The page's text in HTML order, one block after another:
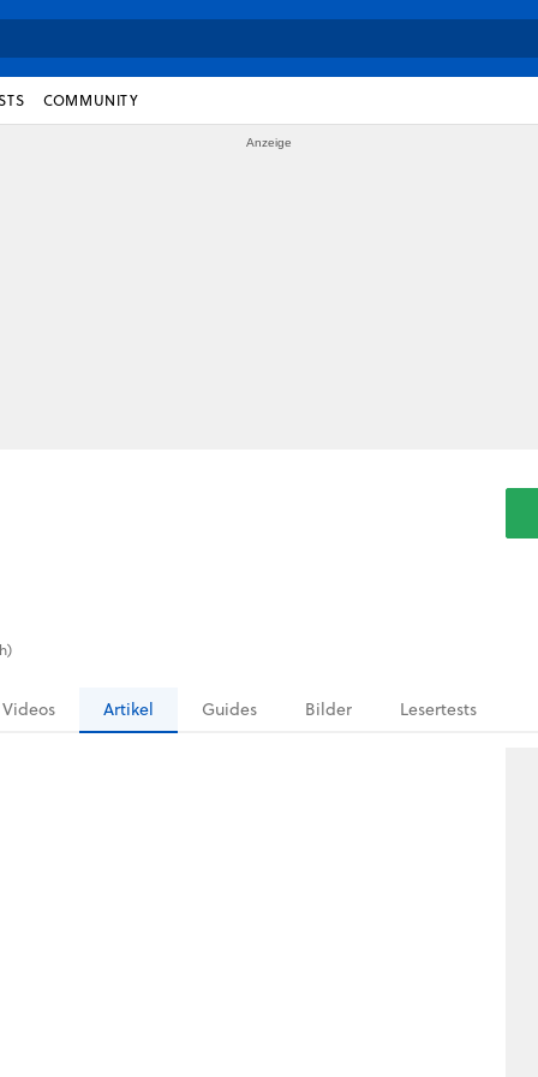
COMMUNITY
Videos Artikel Guides Bilder Lesertests